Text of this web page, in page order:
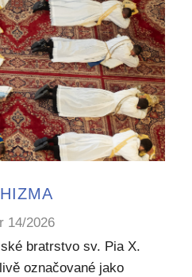
14/2026
bratrstvo sv. Pia X.
označované jako